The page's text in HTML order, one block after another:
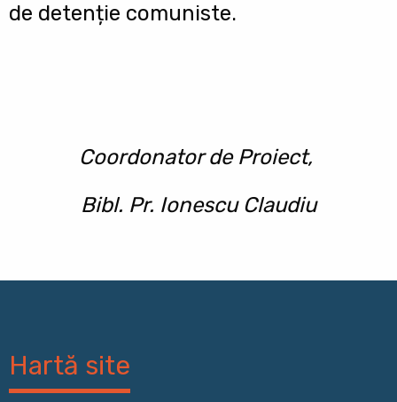
de detenție comuniste.
Coordonator de Proiect,
Bibl. Pr. Ionescu Claudiu
Hartă site